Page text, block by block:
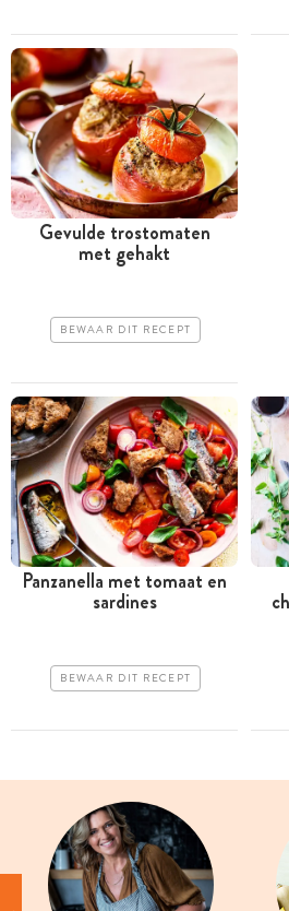
Gevulde trostomaten
met gehakt
BEWAAR DIT RECEPT
Panzanella met tomaat en
sardines
BEWAAR DIT RECEPT